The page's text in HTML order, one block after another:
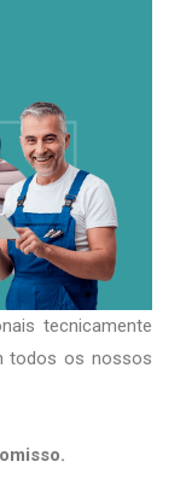
tecnicamente
todos os nossos